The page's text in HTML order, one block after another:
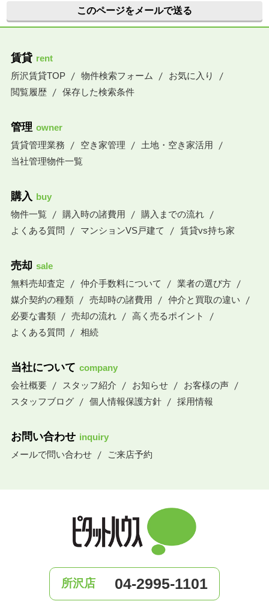
このページをメールで送る
賃貸 rent
所沢賃貸TOP
物件検索フォーム
お気に入り
閲覧履歴
保存した検索条件
管理 owner
賃貸管理業務
空き家管理
土地・空き家活用
当社管理物件一覧
購入 buy
物件一覧
購入時の諸費用
購入までの流れ
よくある質問
マンションVS戸建て 賃貸vs持ち家
売却 sale
無料売却査定
仲介手数料について
業者の選び方
媒介契約の種類
売却時の諸費用
仲介と買取の違い
必要な書類
売却の流れ
高く売るポイント
よくある質問
相続
当社について company
会社概要
スタッフ紹介 お知らせ
お客様の声
スタッフブログ
個人情報保護方針 採用情報
お問い合わせ inquiry
メールで問い合わせ
ご来店予約
所沢店 04-2995-1101